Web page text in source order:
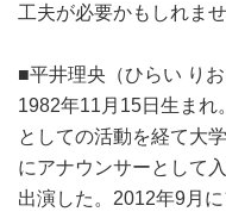
工夫が必要かもしれま
■平井理央（ひらい りお
1982年11月15日生まれ
としての活動を経て大
にアナウンサーとして
出演した。2012年9月